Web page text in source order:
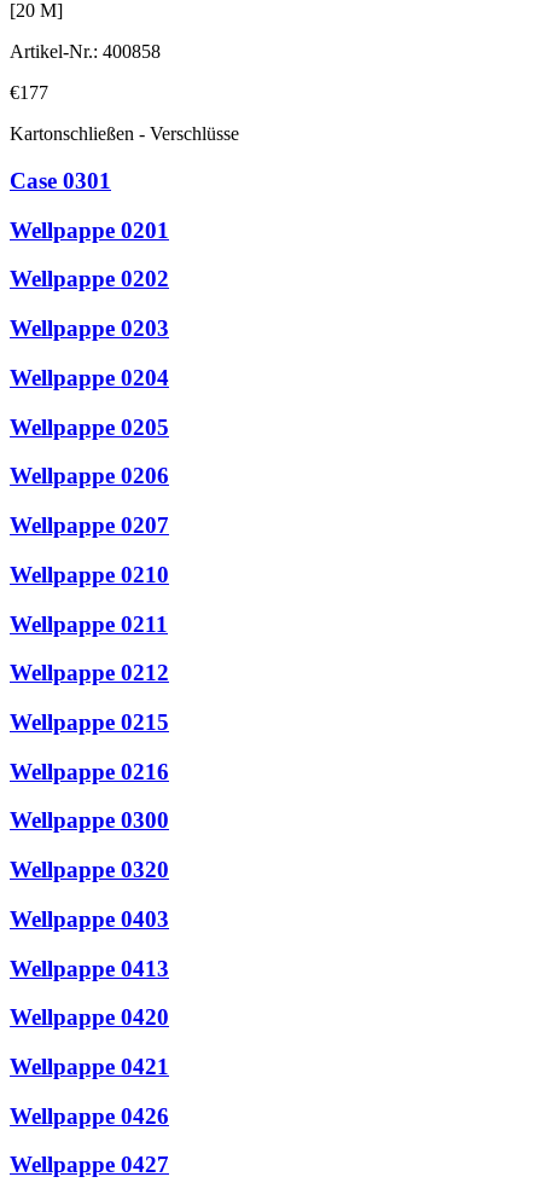
[20 M]
Artikel-Nr.: 400858
€177
Kartonschließen - Verschlüsse
Case 0301
Wellpappe 0201
Wellpappe 0202
Wellpappe 0203
Wellpappe 0204
Wellpappe 0205
Wellpappe 0206
Wellpappe 0207
Wellpappe 0210
Wellpappe 0211
Wellpappe 0212
Wellpappe 0215
Wellpappe 0216
Wellpappe 0300
Wellpappe 0320
Wellpappe 0403
Wellpappe 0413
Wellpappe 0420
Wellpappe 0421
Wellpappe 0426
Wellpappe 0427